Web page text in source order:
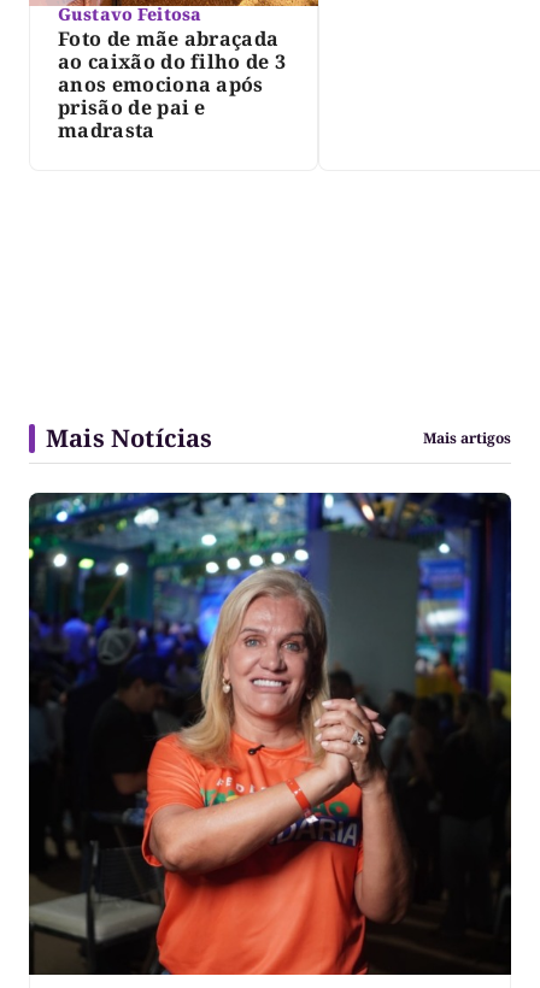
Gustavo Feitosa
Foto de mãe abraçada
ao caixão do filho de 3
anos emociona após
prisão de pai e
madrasta
Mais Notícias Mais artigos